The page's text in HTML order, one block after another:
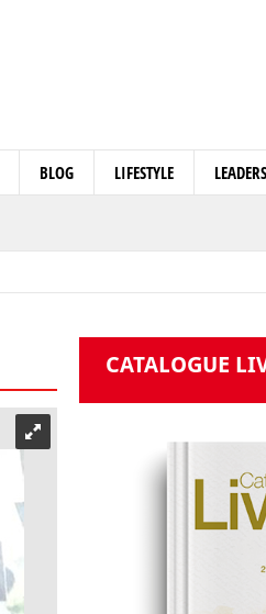
BLOG LIFESTYLE
CATALOGUE